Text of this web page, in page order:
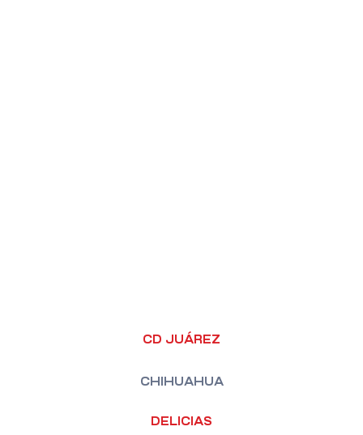
CD JUÁREZ
CHIHUAHUA
DELICIAS